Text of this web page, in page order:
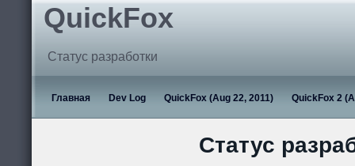
QuickFox
Статус разработки
Главная Dev Log QuickFox (Aug 22, 2011) QuickFox 2
Статус